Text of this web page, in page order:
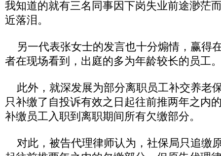
我知道的就有三名同事因下岗失业前途渺茫
近落泪。
另一代表张女士的发言也十分煽情，赢得
者在现场看到，出庭的多为年龄较长的员工
此外，就深发展为部分离职员工补交养老
只补缴了自投诉有效之日起往前推两年之内
补缴员工入职到离职期间所有欠缴部分。
对此，被告代理律师认为，社保局只追缴